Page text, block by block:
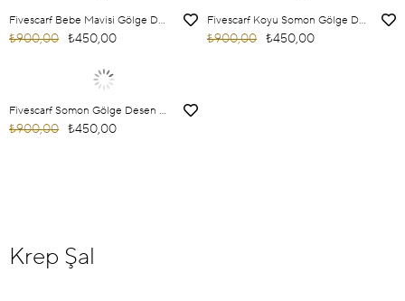
Fivescarf Bebe Mavisi Gölge Desen Krep Şal
₺450,00
₺900,00
Fivescarf Koyu Somon Gölge Desen Krep Şal
₺450,00
₺900,00
Fivescarf Somon Gölge Desen Krep Şal
₺450,00
₺900,00
Krep Şal